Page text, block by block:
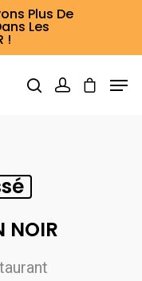
Plus De
Les
!
NOIR